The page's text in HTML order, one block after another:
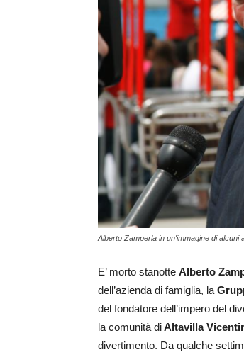
Alberto Zamperla in un'immagine di
E’ morto stanotte Alberto
dell’azienda di famiglia, la
del fondatore dell’impero del
la comunità diAltavilla
divertimento. Da qualche